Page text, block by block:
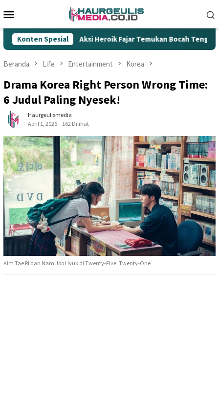
ke
Mobile
Konten Spesial
Heroik Fajar Temukan Bocah Tenggelam di Embung
Beranda Life Entertainment Korea
Drama Korea Right Person Wrong Time:
6 Judul Paling Nyesek!
Haurgeulismedia
April 1, 2026
162 Dilihat
Kim Tae Ri dan Nam Joo Hyuk di Twenty-Five, Twenty-One